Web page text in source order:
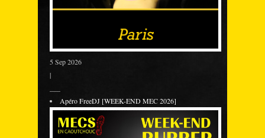
5 Sep 2026
|
Apéro FreeDJ [WEEK-END MEC 2026]